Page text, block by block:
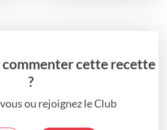
commenter cette recette
?
ou rejoignez le Club